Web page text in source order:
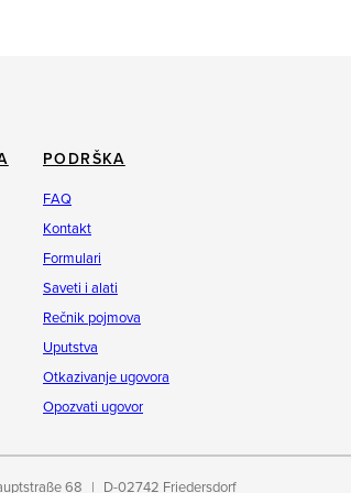
PODRŠKA
FAQ
Kontakt
Formulari
Saveti i alati
Rečnik pojmova
Uputstva
Otkazivanje ugovora
Opozvati ugovor
68 D-02742 Friedersdorf